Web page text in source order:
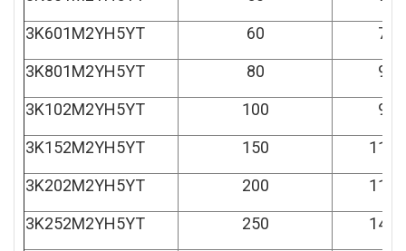
3K601M2YH5YT
60
3K801M2YH5YT
80
3K102M2YH5YT
100
3K152M2YH5YT
150
3K202M2YH5YT
200
3K252M2YH5YT
250